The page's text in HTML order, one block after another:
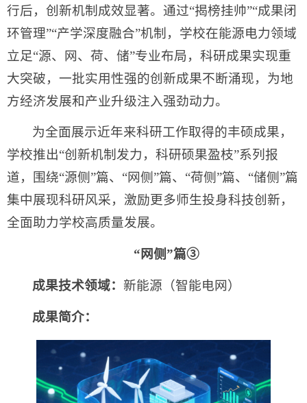
行后，创新机制成效显著。通过“揭榜挂帅”“成果闭
环管理”“产学深度融合”机制，学校在能源电力领域
立足“源、网、荷、储”专业布局，科研成果实现重
大突破，一批实用性强的创新成果不断涌现，为地
方经济发展和产业升级注入强劲动力。
为全面展示近年来科研工作取得的丰硕成果，
学校推出“创新机制发力，科研硕果盈枝”系列报
道，围绕“源侧”篇、“网侧”篇、“荷侧”篇、“储侧”篇
集中展现科研风采，激励更多师生投身科技创新，
全面助力学校高质量发展。
“网侧”篇③
成果技术领域：新能源（智能电网）
成果简介：